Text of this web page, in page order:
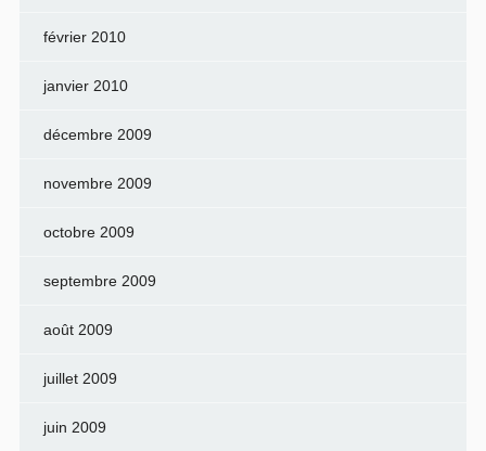
février 2010
janvier 2010
décembre 2009
novembre 2009
octobre 2009
septembre 2009
août 2009
juillet 2009
juin 2009